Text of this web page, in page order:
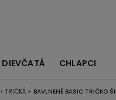
DIEVČATÁ CHLAPCI
> TRIČKÁ > BAVLNENÉ BASIC TRIČKO